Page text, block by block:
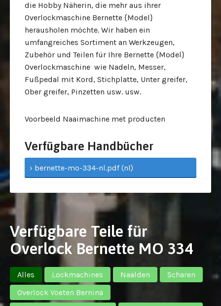
die Hobby Näherin, die mehr aus ihrer
Overlockmaschine Bernette {Model}
herausholen möchte. Wir haben ein
umfangreiches Sortiment an Werkzeugen,
Zubehör und Teilen für Ihre Bernette {Model}
Overlockmaschine wie Nadeln, Messer,
Fußpedal mit Kord, Stichplatte, Unter greifer,
Ober greifer, Pinzetten usw. usw.
Voorbeeld Naaimachine met producten
Verfügbare Handbücher
› bernette-mo-334-nl.pdf (nl)
Verfügbare Teile für
Overlock Bernette MO 334
Alles Lockmachines Naalden
Scharen
Overlock Voeten Bernina